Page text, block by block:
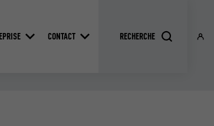
CONTACT